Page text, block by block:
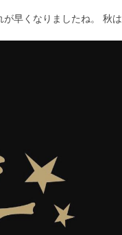
早くなりましたね。 秋は